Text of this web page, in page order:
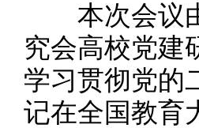
本次会议由
究会高校党建
学习贯彻党的
记在全国教育